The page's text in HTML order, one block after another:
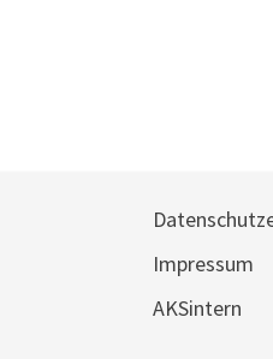
Impressum
AKSintern